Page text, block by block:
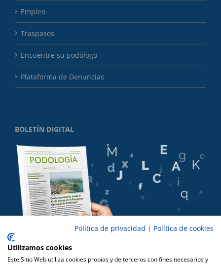
Empleo
Traspasos
Encuentre su podólogo
Plataforma de Denuncias
BOLETÍN DIGITAL
Política de privacidad | Política de cookies
Utilizamos cookies
Este Sitio Web utiliza cookies propias y de terceros con fines necesarios y